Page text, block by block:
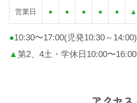
営業日 ● ● ● ● ● ▲
●10:30〜17:00(児発10:30～14:00)
▲ 第2、4土・学休日10:00〜16:00